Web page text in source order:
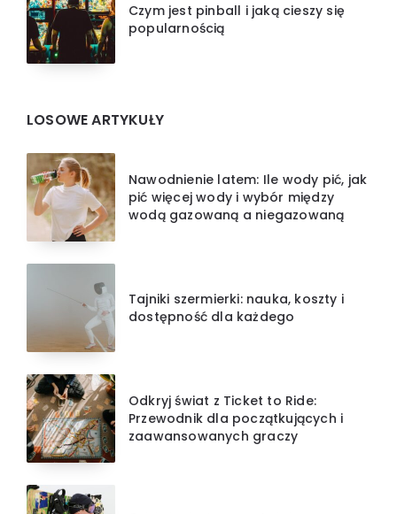
Czym jest pinball i jaką cieszy się
popularnością
LOSOWE ARTYKUŁY
Nawodnienie latem: Ile wody pić, jak
pić więcej wody i wybór między
wodą gazowaną a niegazowaną
Tajniki szermierki: nauka, koszty i
dostępność dla każdego
Odkryj świat z Ticket to Ride:
Przewodnik dla początkujących i
zaawansowanych graczy